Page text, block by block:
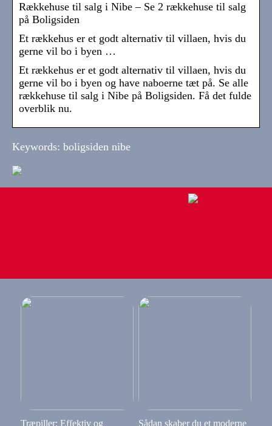
Rækkehuse til salg i Nibe – Se 2 rækkehuse til salg
på Boligsiden
Et rækkehus er et godt alternativ til villaen, hvis du
gerne vil bo i byen …
Et rækkehus er et godt alternativ til villaen, hvis du
gerne vil bo i byen og have naboerne tæt på. Se alle
rækkehuse til salg i Nibe på Boligsiden. Få det fulde
overblik nu.
Keywords: boligsiden nibe
Træpiller: Effektiv og Sådan skaber du et moderne